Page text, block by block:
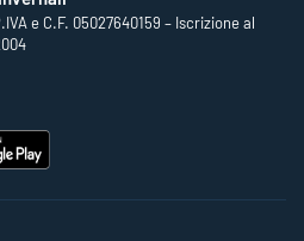
e C.F. 05027640159 – Iscrizione al